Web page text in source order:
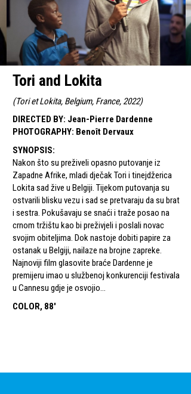
Tori and Lokita
(Tori et Lokita, Belgium, France, 2022)
DIRECTED BY: Jean-Pierre Dardenne
PHOTOGRAPHY: Benoît Dervaux
SYNOPSIS:
Nakon što su preživeli opasno putovanje iz
Zapadne Afrike, mladi dječak Tori i tinejdžerica
Lokita sad žive u Belgiji. Tijekom putovanja su
ostvarili blisku vezu i sad se pretvaraju da su brat
i sestra. Pokušavaju se snaći i traže posao na
crnom tržištu kao bi preživjeli i poslali novac
svojim obiteljima. Dok nastoje dobiti papire za
ostanak u Belgiji, nailaze na brojne zapreke.
Najnoviji film glasovite braće Dardenne je
premijeru imao u službenoj konkurenciji festivala
u Cannesu gdje je osvojio...
COLOR, 88'